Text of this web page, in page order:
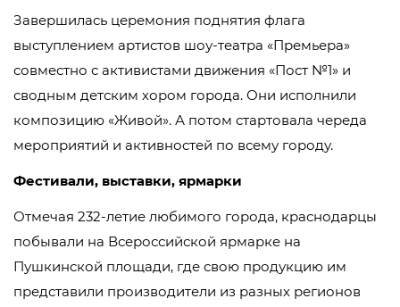
Завершилась церемония поднятия флага
выступлением артистов шоу-театра «Премьера»
совместно с активистами движения «Пост №1» и
сводным детским хором города. Они исполнили
композицию «Живой». А потом стартовала череда
мероприятий и активностей по всему городу.
Фестивали, выставки, ярмарки
Отмечая 232-летие любимого города, краснодарцы
побывали на Всероссийской ярмарке на
Пушкинской площади, где свою продукцию им
представили производители из разных регионов